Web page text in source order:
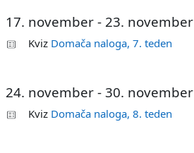
17. november - 23. november
Kviz Domača naloga, 7. teden
24. november - 30. november
Kviz Domača naloga, 8. teden